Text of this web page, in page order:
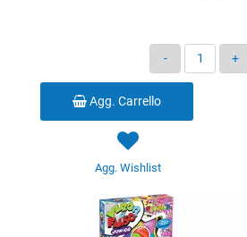
Quantità
Agg. Carrello
Agg. Wishlist